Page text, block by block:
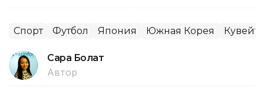
Спорт Футбол Япония Южная Корея Кувейт
Сара Болат
Автор